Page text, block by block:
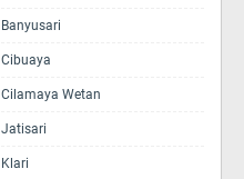
Banyusari
Cibuaya
Cilamaya Wetan
Jatisari
Klari